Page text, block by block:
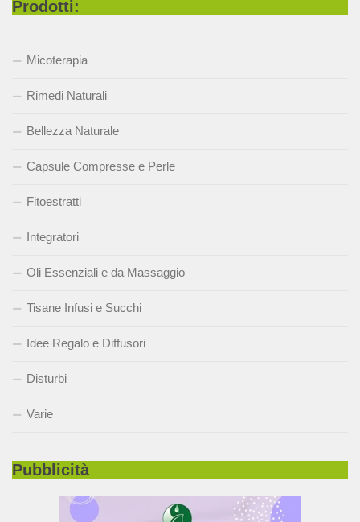
Prodotti:
Micoterapia
Rimedi Naturali
Bellezza Naturale
Capsule Compresse e Perle
Fitoestratti
Integratori
Oli Essenziali e da Massaggio
Tisane Infusi e Succhi
Idee Regalo e Diffusori
Disturbi
Varie
Pubblicità